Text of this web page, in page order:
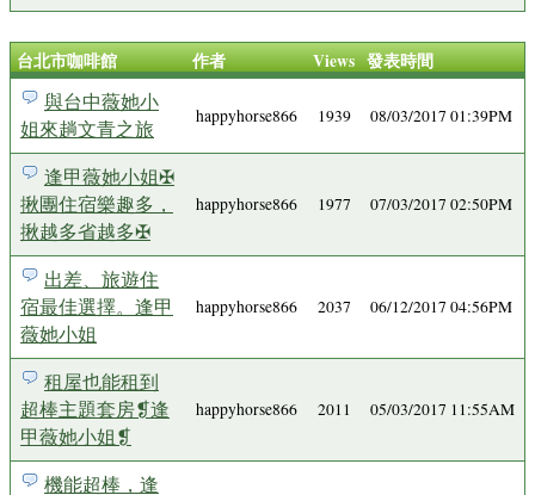
台北市咖啡館 作者 Views 發表時間
與台中薇她小
姐來趟文青之旅
happyhorse866 1939 08/03/2017 01:39PM
逢甲薇她小姐✠
揪團住宿樂趣多，
揪越多省越多✠
happyhorse866 1977 07/03/2017 02:50PM
出差、旅遊住
宿最佳選擇。逢甲
薇她小姐
happyhorse866 2037 06/12/2017 04:56PM
租屋也能租到
超棒主題套房❡逢
甲薇她小姐❡
happyhorse866 2011 05/03/2017 11:55AM
機能超棒，逢